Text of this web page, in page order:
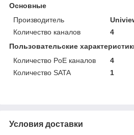
Основные
Производитель
Количество каналов
4
Пользовательские
Количество PoE каналов
4
Количество SATA
1
Условия доставки